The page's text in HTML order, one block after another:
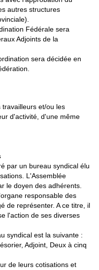
autres structures
Fédérale sera
Adjoints de la
sera décidée en
et/ou les
d'activité, d'une même
par un bureau syndical élu
L'Assemblée
le doyen des adhérents.
responsable des
de représenter. A ce titre, il
l'action de ses diverses
syndical est la suivante :
Adjoint, Deux à cinq
de leurs cotisations et